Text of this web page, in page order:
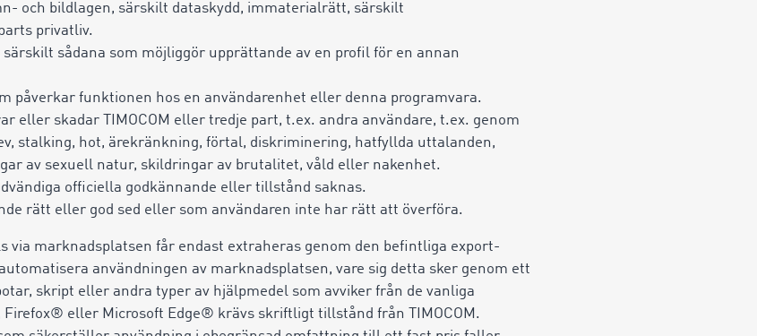
och bildlagen, särskilt dataskydd, immaterialrätt, särskilt
privatliv.
sådana som möjliggör upprättande av en profil för en annan
påverkar funktionen hos en användarenhet eller denna programvara.
eller skadar TIMOCOM eller tredje part, t.ex. andra användare, t.ex. genom
stalking, hot, ärekränkning, förtal, diskriminering, hatfyllda uttalanden,
av sexuell natur, skildringar av brutalitet, våld eller nakenhet.
officiella godkännande eller tillstånd saknas.
rätt eller god sed eller som användaren inte har rätt att överföra.
via marknadsplatsen får endast extraheras genom den befintliga export-
användningen av marknadsplatsen, vare sig detta sker genom ett
skript eller andra typer av hjälpmedel som avviker från de vanliga
eller Microsoft Edge® krävs skriftligt tillstånd från TIMOCOM.